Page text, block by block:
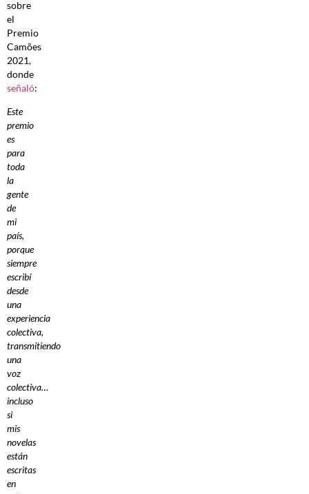
sobre
el
Premio
Camões
2021,
donde
señaló:
Este
premio
es
para
toda
la
gente
de
mi
país,
porque
siempre
escribí
desde
una
experiencia
colectiva,
transmitiendo
una
voz
colectiva…
incluso
si
mis
novelas
están
escritas
en